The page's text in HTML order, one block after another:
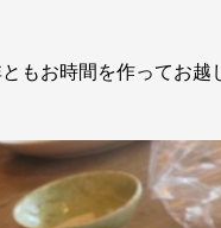
もお時間を作ってお越